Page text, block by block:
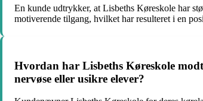
En kunde udtrykker, at Lisbeths Køreskole har
motiverende tilgang, hvilket har resulteret i en
Hvordan har Lisbeths Køreskole
nervøse eller usikre elever?